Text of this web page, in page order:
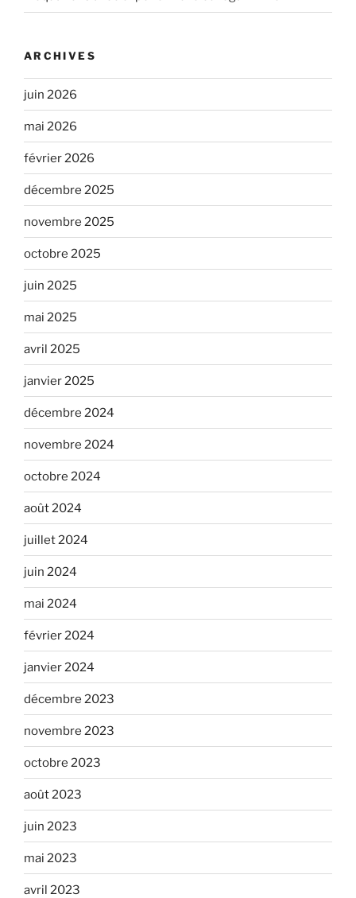
ARCHIVES
juin 2026
mai 2026
février 2026
décembre 2025
novembre 2025
octobre 2025
juin 2025
mai 2025
avril 2025
janvier 2025
décembre 2024
novembre 2024
octobre 2024
août 2024
juillet 2024
juin 2024
mai 2024
février 2024
janvier 2024
décembre 2023
novembre 2023
octobre 2023
août 2023
juin 2023
mai 2023
avril 2023